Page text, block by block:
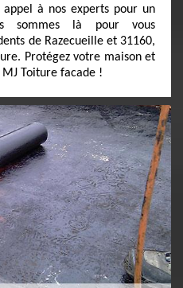
à nos experts pour un
sommes là pour vous
de Razecueille et 31160,
Protégez votre maison et
Toiture facade !